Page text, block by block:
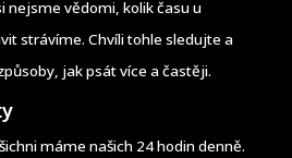
nejsme vědomi, kolik času u
strávíme. Chvíli tohle sledujte a
jak psát více a častěji.
máme našich 24 hodin denně.